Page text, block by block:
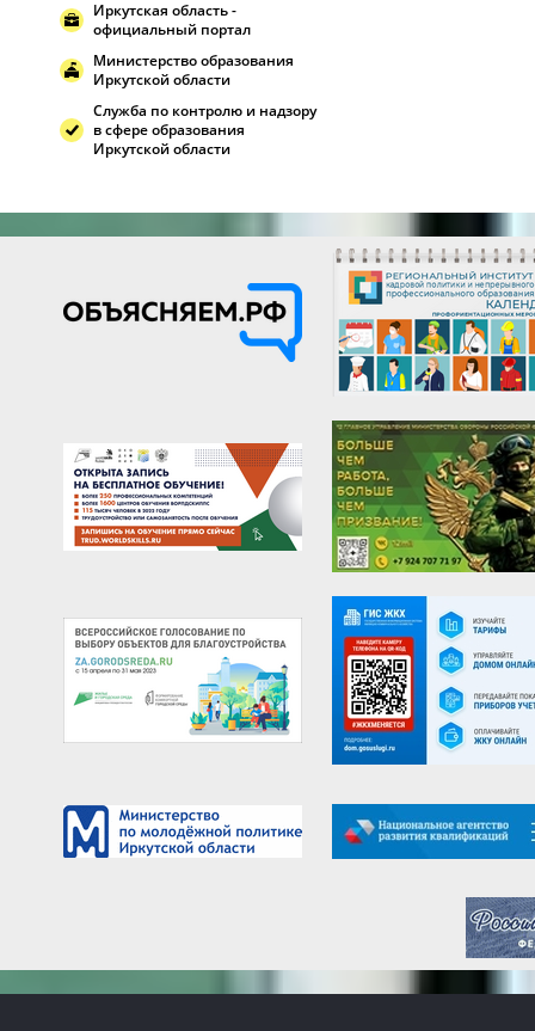
Иркутская область -
официальный портал
Министерство образования
Иркутской области
Служба по контролю и надзору
в сфере образования
Иркутской области